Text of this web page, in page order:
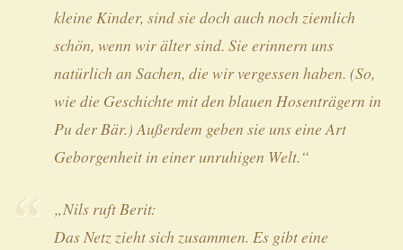
kleine Kinder, sind sie doch auch noch ziemlich
schön, wenn wir älter sind. Sie erinnern uns
natürlich an Sachen, die wir vergessen haben. (So,
wie die Geschichte mit den blauen Hosenträgern in
Pu der Bär.) Außerdem geben sie uns eine Art
Geborgenheit in einer unruhigen Welt.“
„Nils ruft Berit:
Das Netz zieht sich zusammen. Es gibt eine